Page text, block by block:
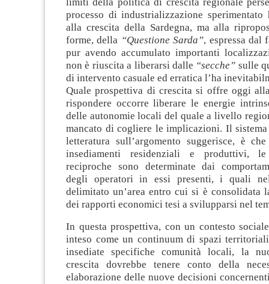
processo di industrializzazione sperimentato
alla crescita della Sardegna, ma alla
forme, della “Questione Sarda”, espressa dal
pur avendo accumulato importanti
non è riuscita a liberarsi dalle “secche” sulle
di intervento casuale ed erratica l’ha
Quale prospettiva di crescita si offre oggi
rispondere occorre liberare le energie
delle autonomie locali del quale a livello
mancato di cogliere le implicazioni. Il
letteratura sull’argomento suggerisce, è
insediamenti residenziali e produttivi,
reciproche sono determinate dai
degli operatori in essi presenti, i quali
delimitato un’area entro cui si è consolidata
dei rapporti economici tesi a svilupparsi nel
In questa prospettiva, con un contesto
inteso come un continuum di spazi
insediate specifiche comunità locali, la
crescita dovrebbe tenere conto della
elaborazione delle nuove decisioni